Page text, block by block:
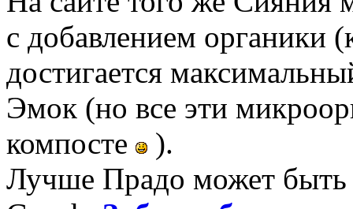
с добавлением органики
достигается
Эмок (но все эти
компосте
).
Лучше Прадо может